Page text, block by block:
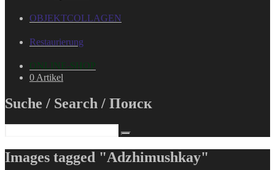
OBJEKTCOLLAGEN
Restaurierung
ONLINE-SHOP
0 Artikel
Suche / Search / Поиск
Images tagged "Adzhimushkay"